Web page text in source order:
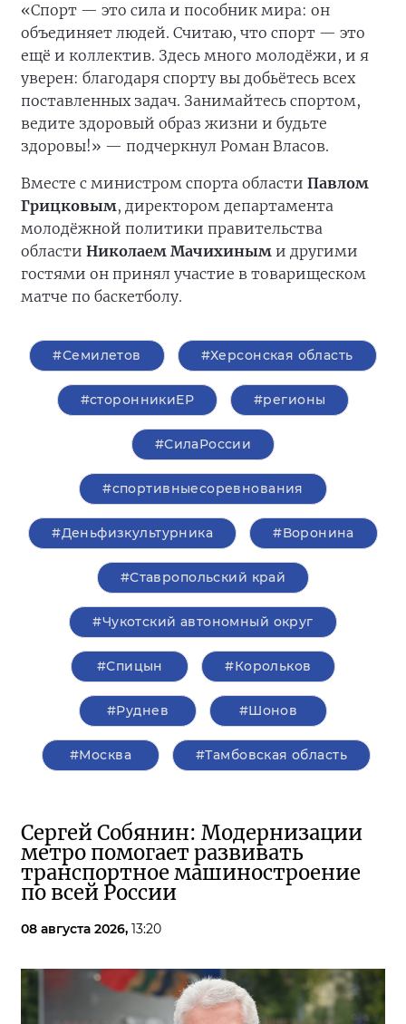
«Спорт — это сила и пособник мира: он
объединяет людей. Считаю, что спорт — это
ещё и коллектив. Здесь много молодёжи, и я
уверен: благодаря спорту вы добьётесь всех
поставленных задач. Занимайтесь спортом,
ведите здоровый образ жизни и будьте
здоровы!» — подчеркнул Роман Власов.
Вместе с министром спорта области Павлом
Грицковым, директором департамента
молодёжной политики правительства
области Николаем Мачихиным и другими
гостями он принял участие в товарищеском
матче по баскетболу.
#Семилетов #Херсонская область
#сторонникиЕР #регионы
#СилаРоссии
#спортивныесоревнования
#Деньфизкультурника #Воронина
#Ставропольский край
#Чукотский автономный округ
#Спицын #Корольков
#Руднев #Шонов
#Москва #Тамбовская область
Сергей Собянин: Модернизации
метро помогает развивать
транспортное машиностроение
по всей России
08 августа 2026, 13:20